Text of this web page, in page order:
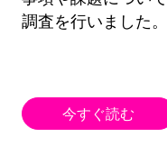
調査を行いました。
今すぐ読む